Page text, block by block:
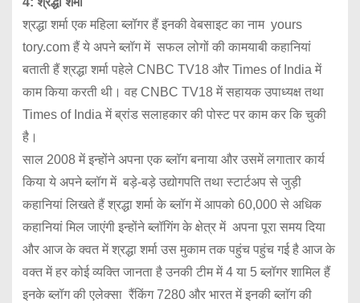
श्रद्धा शर्मा एक महिला ब्लॉगर हैं इनकी वेबसाइट का नाम yours
tory.com हैं ये अपने ब्लॉग में सफल लोगों की कामयाबी कहानियां
बताती हैं श्रद्धा शर्मा पहेले CNBC TV18 और Times of India में
काम किया करती थी। वह CNBC TV18 में सहायक उपाध्यक्ष तथा
Times of India में ब्रांड सलाहकार की पोस्ट पर काम कर कि चुकी
है।
साल 2008 में इन्होंने अपना एक ब्लॉग बनाया और उसमें लगातार कार्य
किया ये अपने ब्लॉग में बड़े-बड़े उद्योगपति तथा स्टार्टअप से जुड़ी
कहानियां लिखते हैं श्रद्धा शर्मा के ब्लॉग में आपको 60,000 से अधिक
कहानियां मिल जाएंगी इन्होंने ब्लॉगिंग के क्षेत्र में अपना पूरा समय दिया
और आज के क्वत में श्रद्धा शर्मा उस मुकाम तक पहुंच पहुंच गई है आज के
वक्त में हर कोई व्यक्ति जानता है उनकी टीम में 4 या 5 ब्लॉगर शामिल हैं
इनके ब्लॉग की एलेक्सा रैंकिंग 7280 और भारत में इनकी ब्लाॅग की